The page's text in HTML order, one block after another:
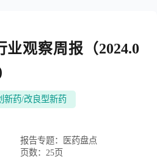
观察周报（2024.0
新药/改良型新药
报告专题：
医药盘点
页数： 25页